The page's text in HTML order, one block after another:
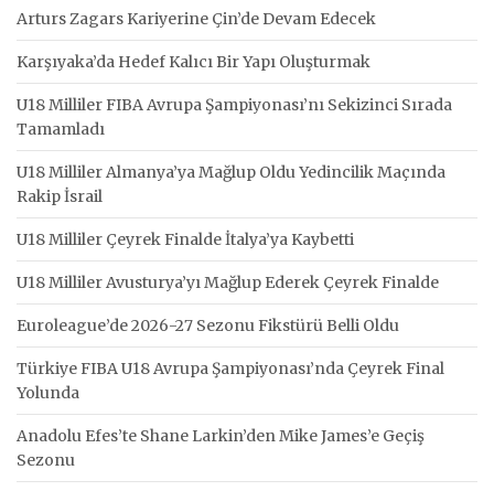
Arturs Zagars Kariyerine Çin’de Devam Edecek
Karşıyaka’da Hedef Kalıcı Bir Yapı Oluşturmak
U18 Milliler FIBA Avrupa Şampiyonası’nı Sekizinci Sırada
Tamamladı
U18 Milliler Almanya’ya Mağlup Oldu Yedincilik Maçında
Rakip İsrail
U18 Milliler Çeyrek Finalde İtalya’ya Kaybetti
U18 Milliler Avusturya’yı Mağlup Ederek Çeyrek Finalde
Euroleague’de 2026-27 Sezonu Fikstürü Belli Oldu
Türkiye FIBA U18 Avrupa Şampiyonası’nda Çeyrek Final
Yolunda
Anadolu Efes’te Shane Larkin’den Mike James’e Geçiş
Sezonu